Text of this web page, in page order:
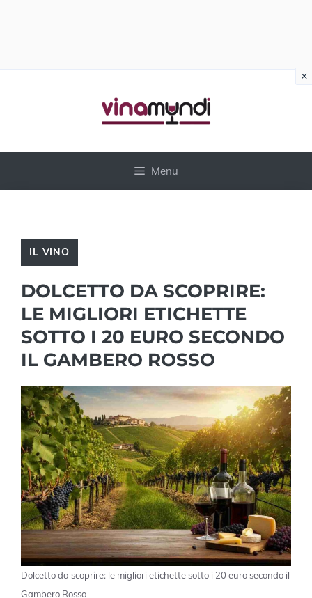
Menu
IL VINO
DOLCETTO DA SCOPRIRE:
LE MIGLIORI ETICHETTE
SOTTO I 20 EURO SECONDO
IL GAMBERO ROSSO
Dolcetto da scoprire: le migliori etichette sotto i 20 euro secondo il
Gambero Rosso
×